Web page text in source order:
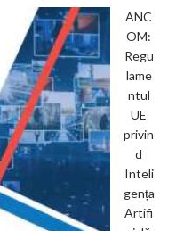
ANC
OM:
Regu
lame
ntul
UE
privin
d
Inteli
gența
Artifi